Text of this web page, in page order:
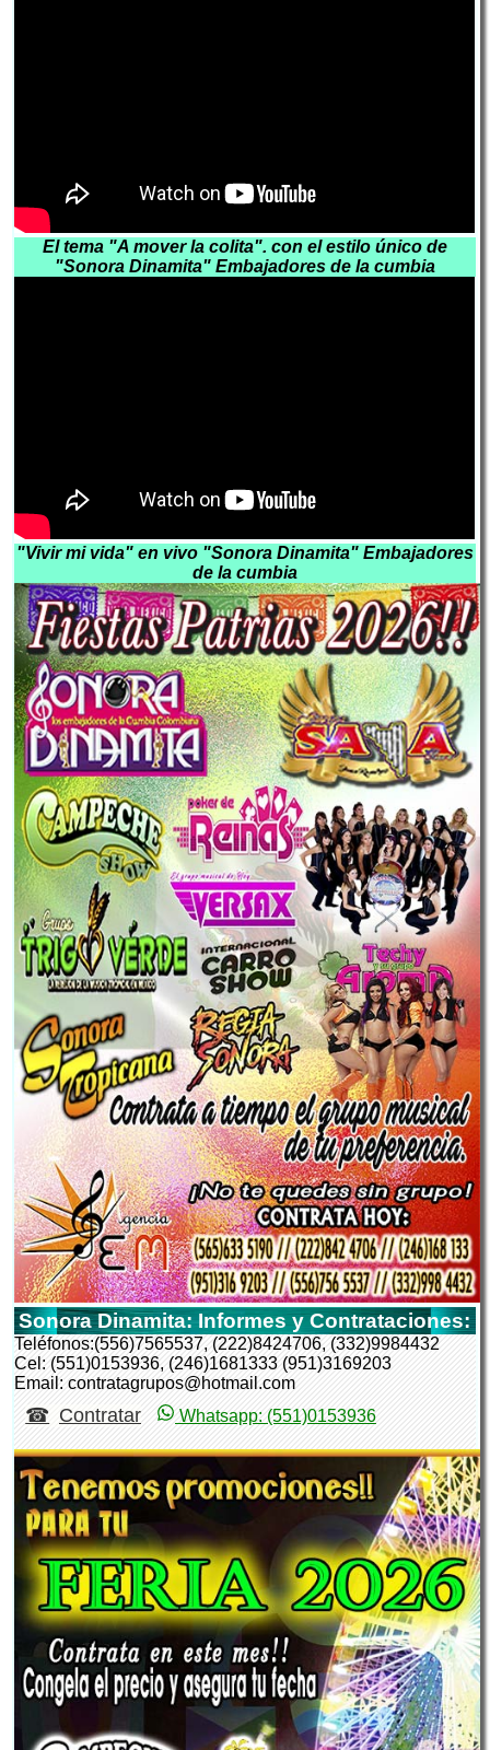
El tema "A mover la colita". con el estilo único de
"Sonora Dinamita" Embajadores de la cumbia
"Vivir mi vida" en vivo "Sonora Dinamita" Embajadores
de la cumbia
Sonora Dinamita: Informes y Contrataciones:
Teléfonos:(556)7565537, (222)8424706, (332)9984432
Cel: (551)0153936, (246)1681333 (951)3169203
Email: contratagrupos@hotmail.com
Contratar Whatsapp: (551)0153936